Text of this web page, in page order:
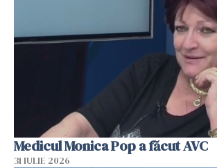
Medicul Monica Pop a făcut AVC
31 IULIE 2026